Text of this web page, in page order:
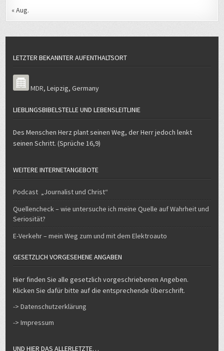
« Aug.
LETZTER BEKANNTER AUFENTHALTSORT
MDR,Leipzig,Germany
LIEBLINGSBIBELSTELLE UND LEBENSLEITLINIE
Des Menschen Herz plant seinen Weg, der Herr jedoch lenkt
seinen Schritt. (Sprüche 16,9)
WEITERE INTERNETANGEBOTE
Podcast „Journalist und Christ“
Quellencheck – wie untersuche ich meine Quelle auf Wahrheit und
Seriosität?
E-Verkehr – mein Weg zum und mit dem Elektroauto
GESETZLICH VORGESEHENE ANGABEN
Hier finden Sie alle gesetzlich vorgeschriebenen Angeben.
Klicken Sie dafür bitte auf die entsprechende Überschrift.
-> Datenschutzerklärung
-> Impressum
UND HIER DAS ALLERLETZTE…